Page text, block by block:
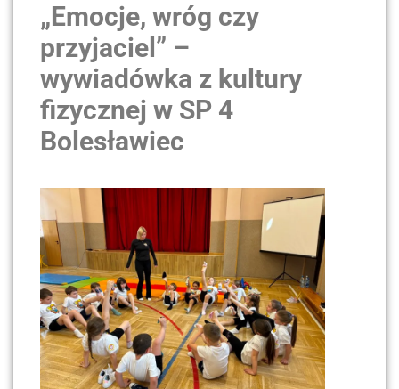
„Emocje, wróg czy
przyjaciel” –
wywiadówka z kultury
fizycznej w SP 4
Bolesławiec